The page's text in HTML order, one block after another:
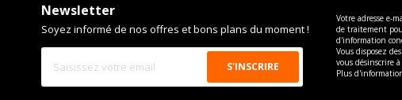
Newsletter
Soyez informé de nos offres et bons plans du moment !
Votre adresse e-
de traitement
d'information
Vous disposez
vous désinscrire
Plus